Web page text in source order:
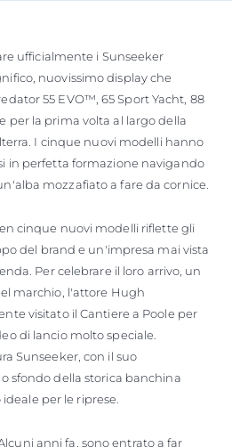
ufficialmente i Sunseeker
nuovissimo display che
55 EVO™, 65 Sport Yacht, 88
per la prima volta al largo della
I cinque nuovi modelli hanno
in perfetta formazione navigando
mozzafiato a fare da cornice.
cinque nuovi modelli riflette gli
del brand e un'impresa mai vista
Per celebrare il loro arrivo, un
marchio, l'attore Hugh
visitato il Cantiere a Poole per
di lancio molto speciale.
Sunseeker, con il suo
sfondo della storica banchina
per le riprese.
anni fa, sono entrato a far